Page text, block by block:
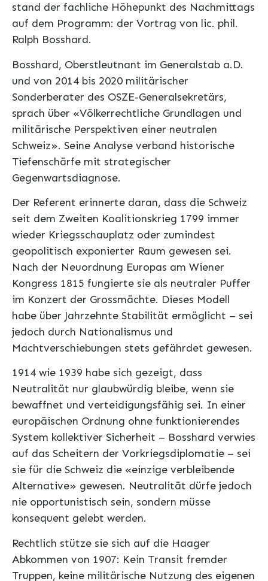
stand der fachliche Höhepunkt des Nachmittags
auf dem Programm: der Vortrag von lic. phil.
Ralph Bosshard.
Bosshard, Oberstleutnant im Generalstab a.D.
und von 2014 bis 2020 militärischer
Sonderberater des OSZE-Generalsekretärs,
sprach über «Völkerrechtliche Grundlagen und
militärische Perspektiven einer neutralen
Schweiz». Seine Analyse verband historische
Tiefenschärfe mit strategischer
Gegenwartsdiagnose.
Der Referent erinnerte daran, dass die Schweiz
seit dem Zweiten Koalitionskrieg 1799 immer
wieder Kriegsschauplatz oder zumindest
geopolitisch exponierter Raum gewesen sei.
Nach der Neuordnung Europas am Wiener
Kongress 1815 fungierte sie als neutraler Puffer
im Konzert der Grossmächte. Dieses Modell
habe über Jahrzehnte Stabilität ermöglicht – sei
jedoch durch Nationalismus und
Machtverschiebungen stets gefährdet gewesen.
1914 wie 1939 habe sich gezeigt, dass
Neutralität nur glaubwürdig bleibe, wenn sie
bewaffnet und verteidigungsfähig sei. In einer
europäischen Ordnung ohne funktionierendes
System kollektiver Sicherheit – Bosshard verwies
auf das Scheitern der Vorkriegsdiplomatie – sei
sie für die Schweiz die «einzige verbleibende
Alternative» gewesen. Neutralität dürfe jedoch
nie opportunistisch sein, sondern müsse
konsequent gelebt werden.
Rechtlich stütze sie sich auf die Haager
Abkommen von 1907: Kein Transit fremder
Truppen, keine militärische Nutzung des eigenen